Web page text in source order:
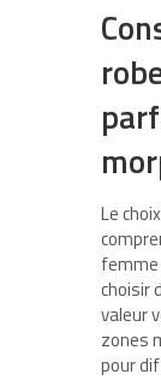
Le
femme
choisir
valeur
zones
pour